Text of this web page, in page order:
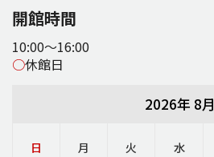
開館時間
10:00～16:00
○休館日
2026年 8月
日 月 火 水